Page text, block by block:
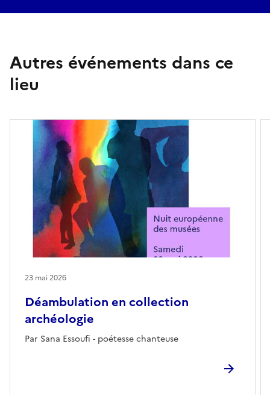
Autres événements dans ce
lieu
Déambulation en collection
archéologie
Par Sana Essoufi - poétesse chanteuse
23 mai 2026